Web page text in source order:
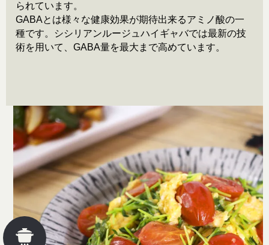
られています。
GABAとは様々な健康効果が期待出来るアミノ酸の一
種です。シシリアンルージュハイギャバでは最新の技
術を用いて、GABA量を最大まで高めています。